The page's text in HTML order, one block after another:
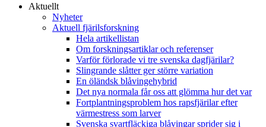
Aktuellt
Nyheter
Aktuell fjärilsforskning
Hela artikellistan
Om forskningsartiklar och referenser
Varför förlorade vi tre svenska dagfjärilar?
Slingrande slåtter ger större variation
En öländsk blåvingehybrid
Det nya normala får oss att glömma hur det var
Fortplantningsproblem hos rapsfjärilar efter
värmestress som larver
Svenska svartfläckiga blåvingar sprider sig i